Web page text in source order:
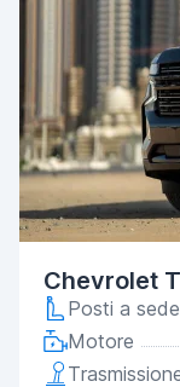
Chevrolet
Posti a
Motore